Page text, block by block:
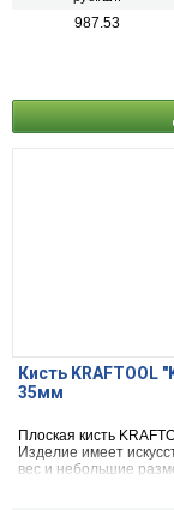
987.53
Кисть KRAFTOOL
35мм
Плоская кисть
Изделие имеет
вес и небольшие